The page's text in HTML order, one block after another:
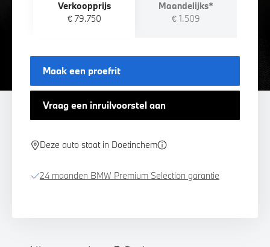
Verkoopprijs
€ 79.750
Maandelijks*
€ 1.509
Maak een proefrit
Vraag een inruilvoorstel aan
Deze auto staat in Doetinchem
24 maanden BMW Premium Selection garantie